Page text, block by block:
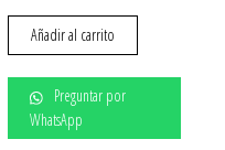
Añadir al carrito
Preguntar por
WhatsApp